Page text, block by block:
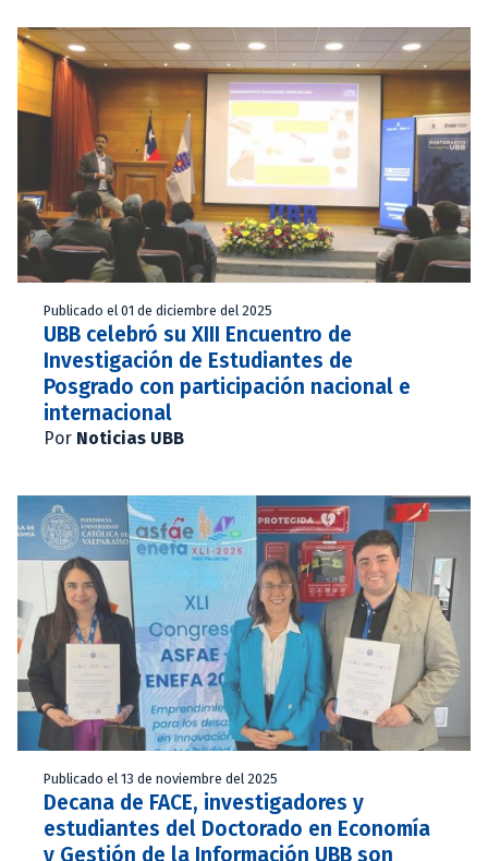
Publicado el 01 de diciembre del 2025
UBB celebró su XIII Encuentro de
Investigación de Estudiantes de
Posgrado con participación nacional e
internacional
Por Noticias UBB
Publicado el 13 de noviembre del 2025
Decana de FACE, investigadores y
estudiantes del Doctorado en Economía
y Gestión de la Información UBB son